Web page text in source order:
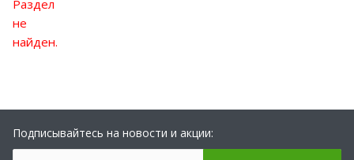
Раздел
не
найден.
Подписывайтесь на новости и акции: